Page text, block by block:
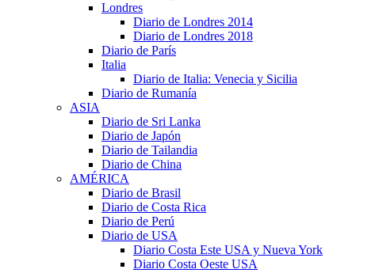
Londres
Diario de Londres 2014
Diario de Londres 2018
Diario de París
Italia
Diario de Italia: Venecia y Sicilia
Diario de Rumanía
ASIA
Diario de Sri Lanka
Diario de Japón
Diario de Tailandia
Diario de China
AMÉRICA
Diario de Brasil
Diario de Costa Rica
Diario de Perú
Diario de USA
Diario Costa Este USA y Nueva York
Diario Costa Oeste USA